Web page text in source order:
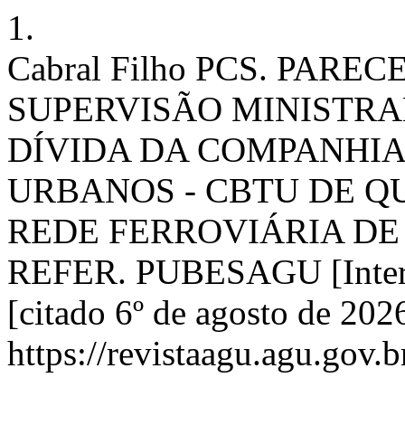
1.
Cabral Filho PCS.
SUPERVISÃO
DÍVIDA DA
URBANOS - CBTU DE
REDE FERROVIÁRIA
REFER. PUBESAGU
[citado 6º de agosto de
https://